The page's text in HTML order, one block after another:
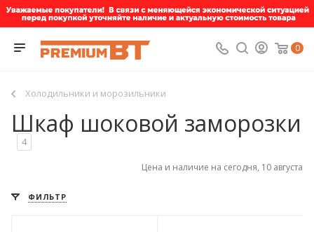
0
Холодильники и морозильники
Шкаф шоковой заморозки
4
Цена и наличие на сегодня, 10 августа
ФИЛЬТР